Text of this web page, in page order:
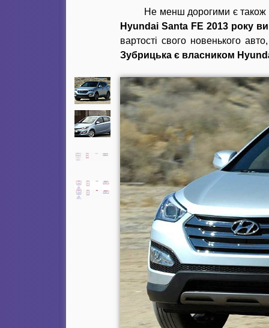
Не менш дорогими є також
Hyundai Santa FE 2013 року
вартості свого новенького
Зубрицька є власником